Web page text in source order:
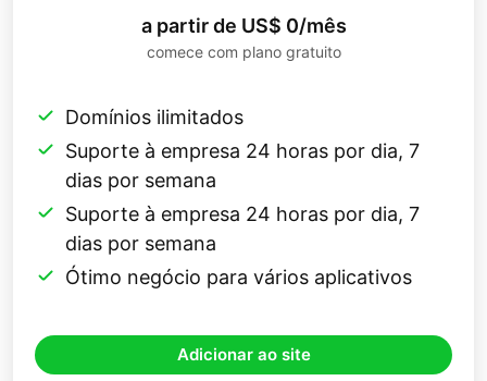
a partir de US$ 0/mês
comece com plano gratuito
Domínios ilimitados
Suporte à empresa 24 horas por dia, 7
dias por semana
Suporte à empresa 24 horas por dia, 7
dias por semana
Ótimo negócio para vários aplicativos
Adicionar ao site